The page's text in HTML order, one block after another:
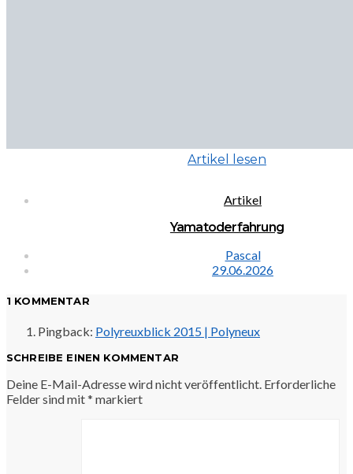
Artikel lesen
Artikel
Yamatoderfahrung
Pascal
29.06.2026
1 KOMMENTAR
Pingback: Polyreuxblick 2015 | Polyneux
SCHREIBE EINEN KOMMENTAR
Deine E-Mail-Adresse wird nicht veröffentlicht. Erforderliche
Felder sind mit* markiert